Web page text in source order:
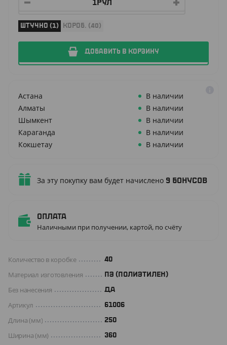
ШТУЧНО (1) КОРОБ. (40)
ДОБАВИТЬ В КОРЗИНУ
Астана
В наличии
Алматы
В наличии
Шымкент
В наличии
Караганда
В наличии
Кокшетау
В наличии
За эту покупку вам будет начислено 9 бонусов
Оплата
Наличными при получении, картой, по счёту
Количество в коробке 40
Материал изготовления ПЭ (ПОЛИЭТИЛЕН)
Без нанесения ДА
Артикул 61006
Длина (мм) 250
Ширина (мм) 360